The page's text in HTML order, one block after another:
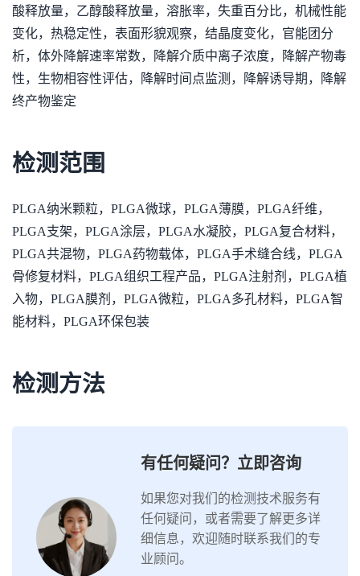
酸释放量，乙醇酸释放量，溶胀率，失重百分比，机械性能
变化，热稳定性，表面形貌观察，结晶度变化，官能团分
析，体外降解速率常数，降解介质中离子浓度，降解产物毒
性，生物相容性评估，降解时间点监测，降解诱导期，降解
终产物鉴定
检测范围
PLGA纳米颗粒，PLGA微球，PLGA薄膜，PLGA纤维，
PLGA支架，PLGA涂层，PLGA水凝胶，PLGA复合材料，
PLGA共混物，PLGA药物载体，PLGA手术缝合线，PLGA
骨修复材料，PLGA组织工程产品，PLGA注射剂，PLGA植
入物，PLGA膜剂，PLGA微粒，PLGA多孔材料，PLGA智
能材料，PLGA环保包装
检测方法
有任何疑问？立即咨询
如果您对我们的检测技术服务有
任何疑问，或者需要了解更多详
细信息，欢迎随时联系我们的专
业顾问。